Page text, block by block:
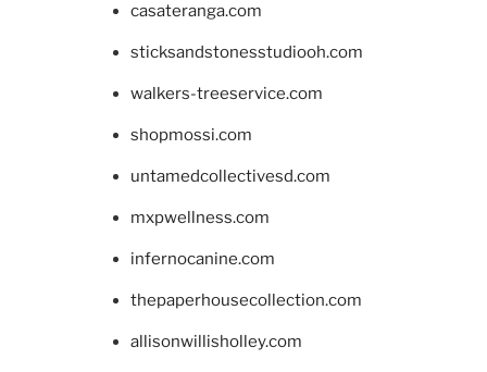
casateranga.com
sticksandstonesstudiooh.com
walkers-treeservice.com
shopmossi.com
untamedcollectivesd.com
mxpwellness.com
infernocanine.com
thepaperhousecollection.com
allisonwillisholley.com